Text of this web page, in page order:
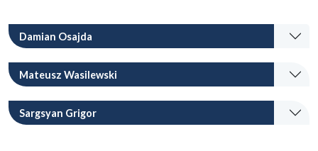
Damian Osajda
Mateusz Wasilewski
Sargsyan Grigor